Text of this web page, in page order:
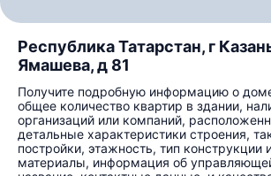
Республика Татарстан, г
Ямашева, д 81
Получите подробную информацию о
общее количество квартир в здании,
организаций или компаний,
детальные характеристики строения,
постройки, этажность, тип конструкции
материалы, информация об